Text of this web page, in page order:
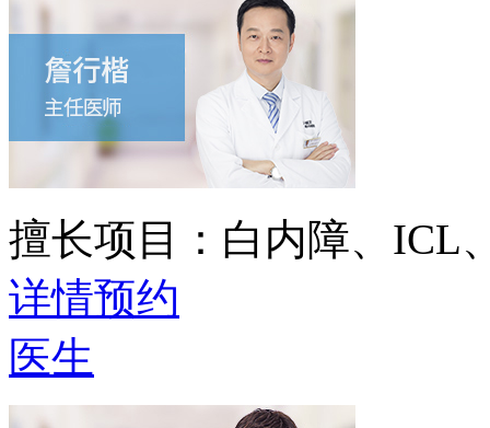
擅长项目： 白内障、ICL
详情预约
医生